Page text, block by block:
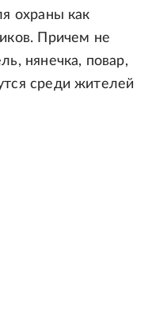
охраны как
Причем не
нянечка, повар,
среди жителей